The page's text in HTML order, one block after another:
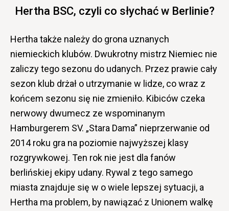
Hertha BSC, czyli co słychać w Berlinie?
Hertha także należy do grona uznanych
niemieckich klubów. Dwukrotny mistrz Niemiec nie
zaliczy tego sezonu do udanych. Przez prawie cały
sezon klub drżał o utrzymanie w lidze, co wraz z
końcem sezonu się nie zmieniło. Kibiców czeka
nerwowy dwumecz ze wspominanym
Hamburgerem SV. „Stara Dama” nieprzerwanie od
2014 roku gra na poziomie najwyższej klasy
rozgrywkowej. Ten rok nie jest dla fanów
berlińskiej ekipy udany. Rywal z tego samego
miasta znajduje się w o wiele lepszej sytuacji, a
Hertha ma problem, by nawiązać z Unionem walkę